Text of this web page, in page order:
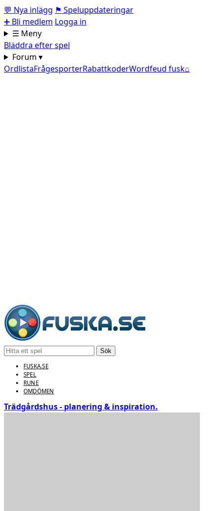
💬 Nya inlägg ⚑ Speluppdateringar
➕ Bli medlem Logga in
☰ Meny
Bläddra efter spel
Forum ▾
OrdlistaFrågesporterRabattkoderWordfeud fusk⌂
Sök
FUSKA.SE
SPEL
RUNE
OMDÖMEN
Trädgårdshus - planering & inspiration.